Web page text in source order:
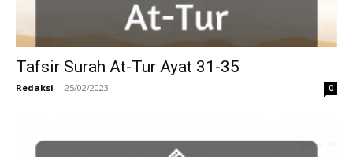
Tafsir Surah At-Tur Ayat 31-35
Redaksi - 25/02/2023 0